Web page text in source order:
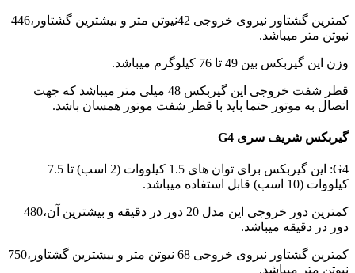
کمترین گشتاور نیروی خروجی 42نیوتن متر و بیشترین گشتاور،446
نیوتن متر میباشد.
وزن این گیربکس بین 49 تا 76 کیلوگرم میباشد.
قطر شفت خروجی این گیربکس 48 میلی متر میباشد که جهت
اتصال به موتور حتما باید با قطر شفت موتور همسان باشد.
گیربکس شریف سری G4
G4: این گیربکس برای توان های 1.5 کیلووات (2 اسب) تا 7.5
کیلووات (10 اسب) قابل استفاده میباشد.
کمترین دور خروجی این مدل 20 دور در دقیقه و بیشترین آن،480
دور در دقیقه میباشد.
کمترین گشتاور نیروی خروجی 68 نیوتن متر و بیشترین گشتاور،750
نیوتن متر میباشد.